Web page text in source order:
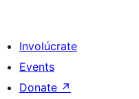
Involúcrate
Events
Donate ↗